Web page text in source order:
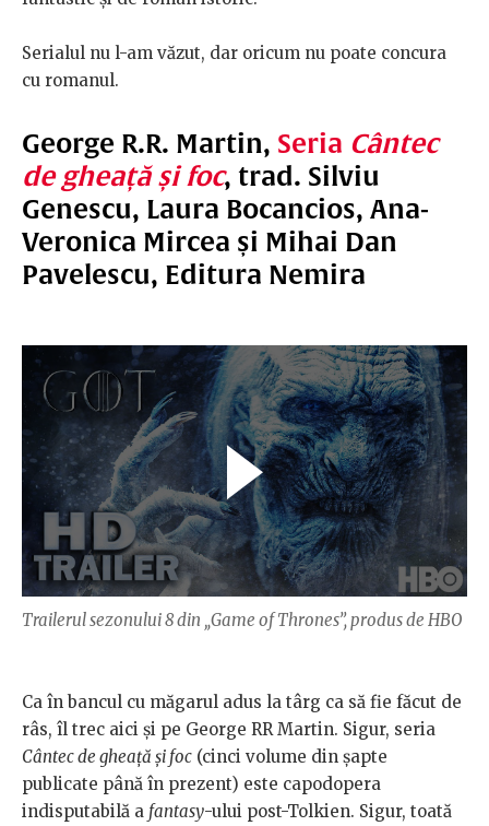
Serialul nu l-am văzut, dar oricum nu poate concura
cu romanul.
George R.R. Martin, Seria Cântec
de gheață și foc, trad. Silviu
Genescu, Laura Bocancios, Ana-
Veronica Mircea și Mihai Dan
Pavelescu, Editura Nemira
Trailerul sezonului 8 din „Game of Thrones”, produs de HBO
Ca în bancul cu măgarul adus la târg ca să fie făcut de
râs, îl trec aici și pe George RR Martin. Sigur, seria
Cântec de gheață și foc (cinci volume din șapte
publicate până în prezent) este capodopera
indisputabilă a fantasy-ului post-Tolkien. Sigur, toată